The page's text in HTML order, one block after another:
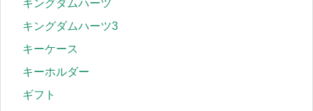
キングダムハーツ
キングダムハーツ3
キーケース
キーホルダー
ギフト